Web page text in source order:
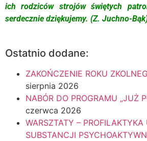
ich rodziców strojów świętych
serdecznie dziękujemy. (Z. Juchno-
Ostatnio dodane:
ZAKOŃCZENIE ROKU
sierpnia 2026
NABÓR DO PROGRAMU „JUŻ
czerwca 2026
WARSZTATY –
SUBSTANCJI